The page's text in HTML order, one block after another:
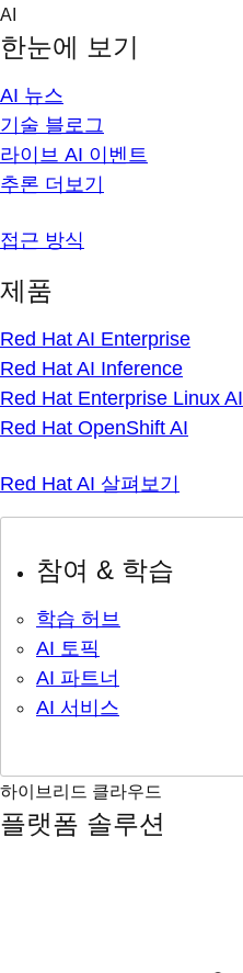
Skip
content
AI
한눈에 보기
AI 뉴스
기술 블로그
라이브 AI 이벤트
추론 더보기
접근 방식
제품
Red Hat AI Enterprise
Red Hat AI Inference
Red Hat Enterprise Linux AI
Red Hat OpenShift AI
Red Hat AI 살펴보기
참여 & 학습
학습 허브
AI 토픽
AI 파트너
AI 서비스
하이브리드 클라우드
플랫폼 솔루션